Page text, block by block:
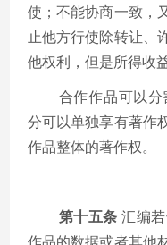
使；不能协商一致，
止他方行使除转让、
他权利，但是所得收
合作作品可以
分可以单独享有著作
作品整体的著作权。
第十五条汇编
作品的数据或者其他